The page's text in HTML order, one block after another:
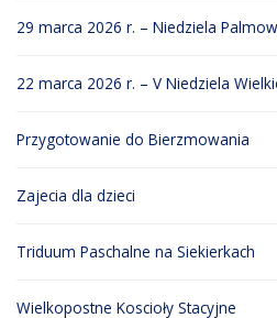
29 marca 2026 r. – Niedziela
22 marca 2026 r. – V Niedziela
Przygotowanie do Bierzmowania
Zajecia dla dzieci
Triduum Paschalne na Siekierkach
Wielkopostne Koscioły Stacyjne